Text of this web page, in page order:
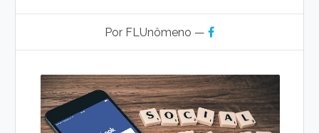
Por FLUnômeno —